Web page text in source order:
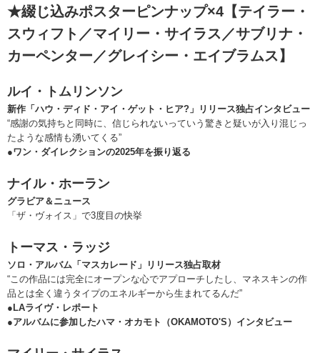
★綴じ込みポスターピンナップ×4【テイラー・
スウィフト／マイリー・サイラス／サブリナ・
カーペンター／グレイシー・エイブラムス】
ルイ・トムリンソン
新作「ハウ・ディド・アイ・ゲット・ヒア?」リリース独占インタビュー
“感謝の気持ちと同時に、信じられないっていう驚きと疑いが入り混じっ
たような感情も湧いてくる”
●ワン・ダイレクションの2025年を振り返る
ナイル・ホーラン
グラビア＆ニュース
「ザ・ヴォイス」で3度目の快挙
トーマス・ラッジ
ソロ・アルバム「マスカレード」リリース独占取材
“この作品には完全にオープンな心でアプローチしたし、マネスキンの作
品とは全く違うタイプのエネルギーから生まれてるんだ”
●LAライヴ・レポート
●アルバムに参加したハマ・オカモト（OKAMOTO'S）インタビュー